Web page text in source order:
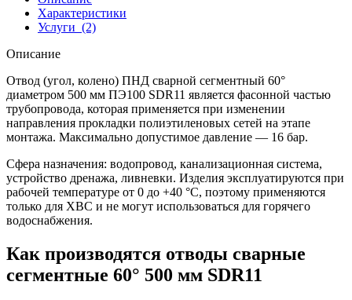
Характеристики
Услуги (2)
Описание
Отвод (угол, колено) ПНД сварной сегментный 60°
диаметром 500 мм ПЭ100 SDR11 является фасонной частью
трубопровода, которая применяется при изменении
направления прокладки полиэтиленовых сетей на этапе
монтажа. Максимально допустимое давление — 16 бар.
Сфера назначения: водопровод, канализационная система,
устройство дренажа, ливневки. Изделия эксплуатируются при
рабочей температуре от 0 до +40 °С, поэтому применяются
только для ХВС и не могут использоваться для горячего
водоснабжения.
Как производятся отводы сварные
сегментные 60° 500 мм SDR11